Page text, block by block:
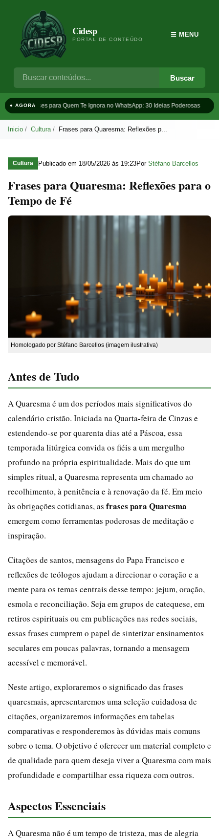
Cidesp
PORTAL DE CONTEÚDO
Buscar
☰ MENU
● AGORAFrases para Quem Te Ignora no WhatsApp: 30 Ideias Poderosas
Inicio Cultura Frases para Quaresma: Reflexões p...
Cultura Publicado em 18/05/2026 às 19:23Por Stéfano Barcellos
Frases para Quaresma: Reflexões para o
Tempo de Fé
Homologado por Stéfano Barcellos (imagem ilustrativa)
Antes de Tudo
A Quaresma é um dos períodos mais significativos do
calendário cristão. Iniciada na Quarta-feira de Cinzas e
estendendo-se por quarenta dias até a Páscoa, essa
temporada litúrgica convida os fiéis a um mergulho
profundo na própria espiritualidade. Mais do que um
simples ritual, a Quaresma representa um chamado ao
recolhimento, à penitência e à renovação da fé. Em meio
às obrigações cotidianas, as frases para Quaresma
emergem como ferramentas poderosas de meditação e
inspiração.
Citações de santos, mensagens do Papa Francisco e
reflexões de teólogos ajudam a direcionar o coração e a
mente para os temas centrais desse tempo: jejum, oração,
esmola e reconciliação. Seja em grupos de catequese, em
retiros espirituais ou em publicações nas redes sociais,
essas frases cumprem o papel de sintetizar ensinamentos
seculares em poucas palavras, tornando a mensagem
acessível e memorável.
Neste artigo, exploraremos o significado das frases
quaresmais, apresentaremos uma seleção cuidadosa de
citações, organizaremos informações em tabelas
comparativas e responderemos às dúvidas mais comuns
sobre o tema. O objetivo é oferecer um material completo e
de qualidade para quem deseja viver a Quaresma com mais
profundidade e compartilhar essa riqueza com outros.
Aspectos Essenciais
A Quaresma não é um tempo de tristeza, mas de alegria